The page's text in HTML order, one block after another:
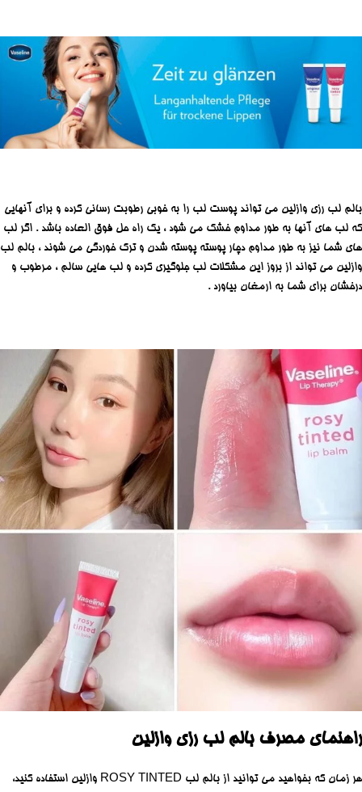
بالم لب رزی وازلین می تواند پوست لب را به خوبی رطوبت رسانی کرده و برای آنهایی
که لب های آنها به طور مداوم خشک می شود ، یک راه حل فوق العاده باشد . اگر لب
های شما نیز به طور مداوم دچار پوسته پوسته شدن و ترک خوردگی می شوند ، بالم لب
وازلین می تواند از بروز این مشکلات لب جلوگیری کرده و لب هایی سالم ، مرطوب و
درخشان برای شما به ارمغان بیاورد .
راهنمای مصرف بالم لب رزی وازلین
هر زمان که بخواهید می توانید از بالم لب ROSY TINTED وازلین استفاده کنید،